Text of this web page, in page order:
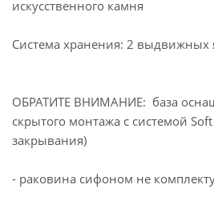
искусственного камня
Система хранения: 2 выдвижных
ОБРАТИТЕ ВНИМАНИЕ: база
скрытого монтажа с системой
закрывания)
- раковина сифоном не